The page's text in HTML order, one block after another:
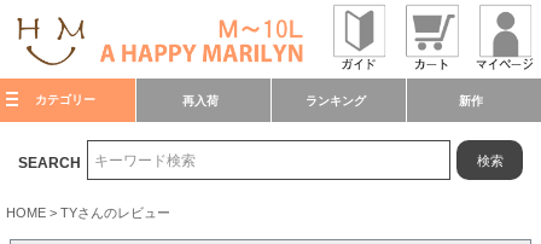
カテゴリー 再入荷 ランキング 新作
SEARCH 検索
HOME TYさんのレビュー